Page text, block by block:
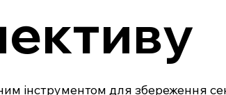
інструментом для збереження